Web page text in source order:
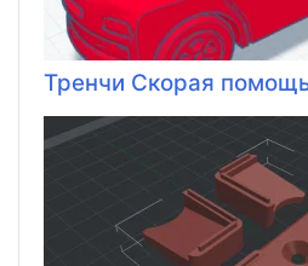
Тренчи Скорая